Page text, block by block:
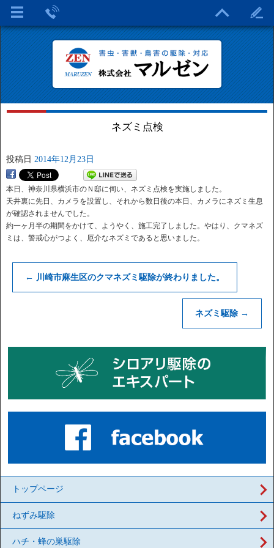
ネズミ点検
投稿日 2014年12月23日
本日、神奈川県横浜市のＮ邸に伺い、ネズミ点検を実施しました。
天井裏に先日、カメラを設置し、それから数日後の本日、カメラにネズミ生息
が確認されませんでした。
約一ヶ月半の期間をかけて、ようやく、施工完了しました。やはり、クマネズ
ミは、警戒心がつよく、厄介なネズミであると思いました。
← 川崎市麻生区のクマネズミ駆除が終わりました。
ネズミ駆除 →
トップページ
ねずみ駆除
ハチ・蜂の巣駆除